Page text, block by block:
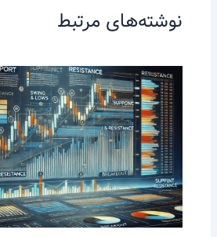
نوشته‌های مرتبط